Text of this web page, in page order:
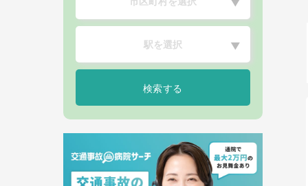
▼
駅を選択 ▼
検索する